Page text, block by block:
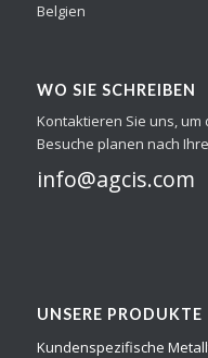
Belgien
WO SIE SCHREIBEN
Kontaktieren Sie uns,
Besuche planen nach
info@agcis.com
UNSERE PRODUKTE
Kundenspezifische